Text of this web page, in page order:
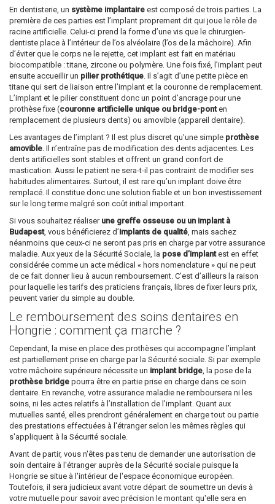
En dentisterie, un système implantaire est composé de trois parties. La
première de ces parties est l’implant proprement dit qui joue le rôle de
racine artificielle. Celui-ci prend la forme d’une vis que le chirurgien-
dentiste place à l’intérieur de l’os alvéolaire (l’os de la mâchoire). Afin
d’éviter que le corps ne le rejette, cet implant est fait en matériau
biocompatible : titane, zircone ou polymère. Une fois fixé, l’implant peut
ensuite accueillir un pilier prothétique. Il s’agit d’une petite pièce en
titane qui sert de liaison entre l’implant et la couronne de remplacement.
L’implant et le pilier constituent donc un point d’ancrage pour une
prothèse fixe (couronne artificielle unique ou bridge-ponten
remplacement de plusieurs dents) ou amovible (appareil dentaire).
Les avantages de l’implant ? Il est plus discret qu’une simple prothèse
amovible. Il n’entraîne pas de modification des dents adjacentes. Les
dents artificielles sont stables et offrent un grand confort de
mastication. Aussi le patient ne sera-t-il pas contraint de modifier ses
habitudes alimentaires. Surtout, il est rare qu’un implant doive être
remplacé. Il constitue donc une solution fiable et un bon investissement
sur le long terme malgré son coût initial important.
Si vous souhaitez réaliser une greffe osseuse ou un implant à
Budapest, vous bénéficierez d’implants de qualité, mais sachez
néanmoins que ceux-ci ne seront pas pris en charge par votre assurance
maladie. Aux yeux de la Sécurité Sociale, la pose d’implantest en effet
considérée comme un acte médical « hors nomenclature » qui ne peut
de ce fait donner lieu à aucun remboursement. C’est d’ailleurs la raison
pour laquelle les tarifs des praticiens français, libres de fixer leurs prix,
peuvent varier du simple au double.
Le remboursement des soins dentaires en
Hongrie : comment ça marche ?
Cependant, la mise en place des prothèses qui accompagne l’implant
est partiellement prise en charge par la Sécurité sociale. Si par exemple
votre mâchoire supérieure nécessite un implant bridge, la pose de la
prothèse bridge pourra être en partie prise en charge dans ce soin
dentaire. En revanche, votre assurance maladie ne remboursera ni les
soins, ni les actes relatifs à l’installation de l’implant. Quant aux
mutuelles santé, elles prendront généralement en charge tout ou partie
des prestations effectuées à l'étranger selon les mêmes règles qui
s'appliquent à la Sécurité sociale.
Avant de partir, vous n'êtes pas tenu de demander une autorisation de
soin dentaire à l'étranger auprès de la Sécurité sociale puisque la
Hongrie se situe à l'intérieur de l'espace économique européen.
Toutefois, il sera judicieux avant votre départ de soumettre un devis à
votre mutuelle pour savoir avec précision le montant qu'elle sera en